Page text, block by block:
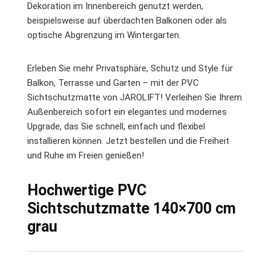
Dekoration im Innenbereich genutzt werden,
beispielsweise auf überdachten Balkonen oder als
optische Abgrenzung im Wintergarten.
Erleben Sie mehr Privatsphäre, Schutz und Style für
Balkon, Terrasse und Garten – mit der PVC
Sichtschutzmatte von JAROLIFT! Verleihen Sie Ihrem
Außenbereich sofort ein elegantes und modernes
Upgrade, das Sie schnell, einfach und flexibel
installieren können. Jetzt bestellen und die Freiheit
und Ruhe im Freien genießen!
Hochwertige PVC
Sichtschutzmatte 140×700 cm
grau